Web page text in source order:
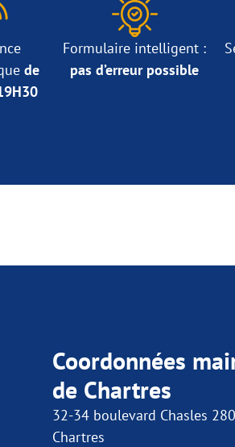
de
Formulaire intelligent :
pas d’erreur possible
Coordonnées
de Chartres
32-34 boulevard Chasles
Chartres